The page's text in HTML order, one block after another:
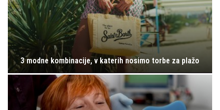
3 modne kombinacije, v katerih nosimo torbe za plažo